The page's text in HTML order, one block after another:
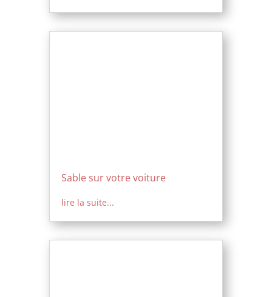
Sable sur votre voiture
lire la suite...